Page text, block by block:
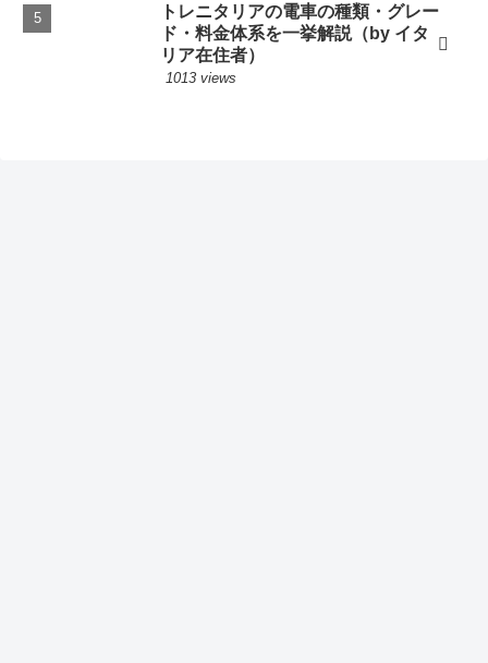
トレニタリアの電車の種類・グレー
ド・料金体系を一挙解説（by イタ
リア在住者）
1013 views